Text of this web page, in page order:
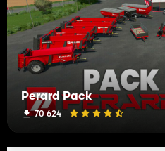
Perard Pack
70 624